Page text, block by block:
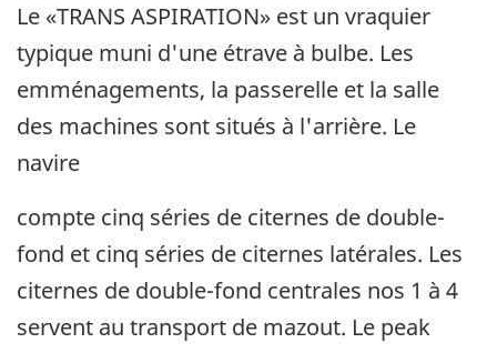
Le «TRANS ASPIRATION» est un vraquier
typique muni d'une étrave à bulbe. Les
emménagements, la passerelle et la salle
des machines sont situés à l'arrière. Le
navire
compte cinq séries de citernes de double-
fond et cinq séries de citernes latérales. Les
citernes de double-fond centrales nos 1 à 4
servent au transport de mazout. Le peak